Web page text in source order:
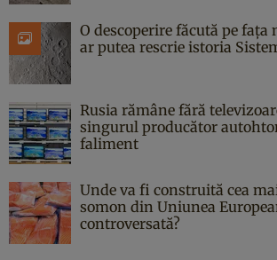
O descoperire făcută pe fața
ar putea rescrie istoria
Rusia rămâne fără
singurul producător
faliment
Unde va fi construită cea
somon din Uniunea
controversată?